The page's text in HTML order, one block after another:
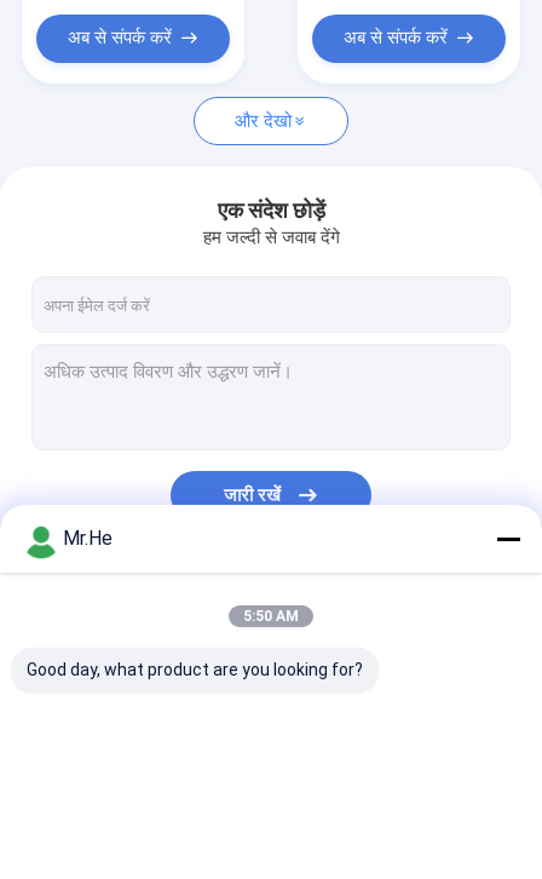
समाचार
एक उद्धरण का अनुरोध करें
Fiber Optic Patch Cord
Fiber Optic Fast Connector
Fiber Optic Terminal Box
Fiber Optic Attenuator
Fiber Optic Connectors
अब से संपर्क करें अब से संपर्क करें
और देखो
एक संदेश छोड़ें
हम जल्दी से जवाब देंगे
जारी रखें
Mr.He
5:50 AM
Good day, what product are you looking for?